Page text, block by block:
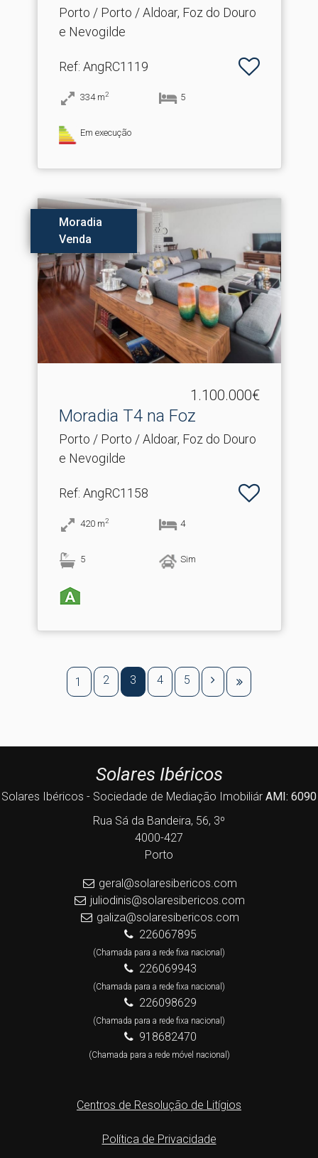
Porto / Porto / Aldoar, Foz do Douro
e Nevogilde
Ref: AngRC1119
334 m2 5
Em execução
Moradia
Venda
1.100.000€
Moradia T4 na Foz
Porto / Porto / Aldoar, Foz do Douro
e Nevogilde
Ref: AngRC1158
420 m2 4
5 Sim
1 2 3 4 5
Solares Ibéricos
Solares Ibéricos - Sociedade de Mediação Imobiliár AMI: 6090
Rua Sá da Bandeira, 56, 3º
4000-427
Porto
geral@solaresibericos.com
juliodinis@solaresibericos.com
galiza@solaresibericos.com
226067895
(Chamada para a rede fixa nacional)
226069943
(Chamada para a rede fixa nacional)
226098629
(Chamada para a rede fixa nacional)
918682470
(Chamada para a rede móvel nacional)
Centros de Resolução de Litígios
Política de Privacidade